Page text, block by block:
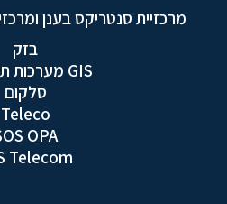
מרכזיית סנטריקס בענן
בזק
GIS מערכות תקשורת
סלקום
Teleco
SOS OPA
Telecom